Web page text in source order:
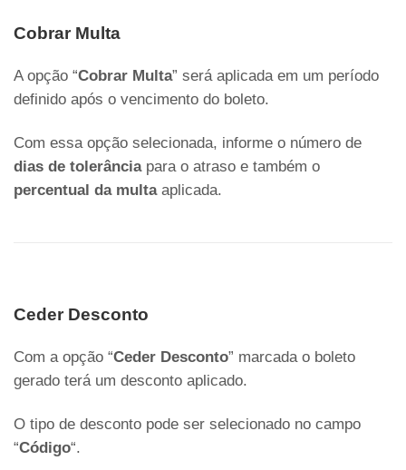
Cobrar Multa
A opção “Cobrar Multa” será aplicada em um período
definido após o vencimento do boleto.
Com essa opção selecionada, informe o número de
dias de tolerânciapara o atraso e também o
percentual da multaaplicada.
Ceder Desconto
Com a opção “Ceder Desconto” marcada o boleto
gerado terá um desconto aplicado.
O tipo de desconto pode ser selecionado no campo
“Código“.